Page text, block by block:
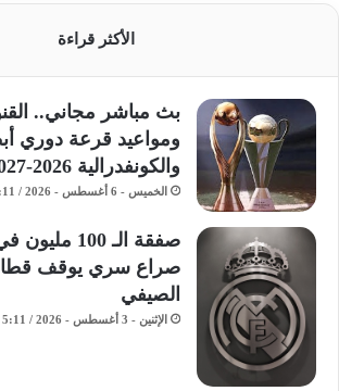
الأكثر قراءة
بث مباشر مجاني..
ومواعيد قرعة دوري
والكونفدرالية 2026-2027
الخميس - 6 أغسطس - 2026 / 10:11 صباحًا
صفقة الـ
صراع سري يوقف
الصيفي
الإثنين - 3 أغسطس - 2026 / 5:11 صباحًا